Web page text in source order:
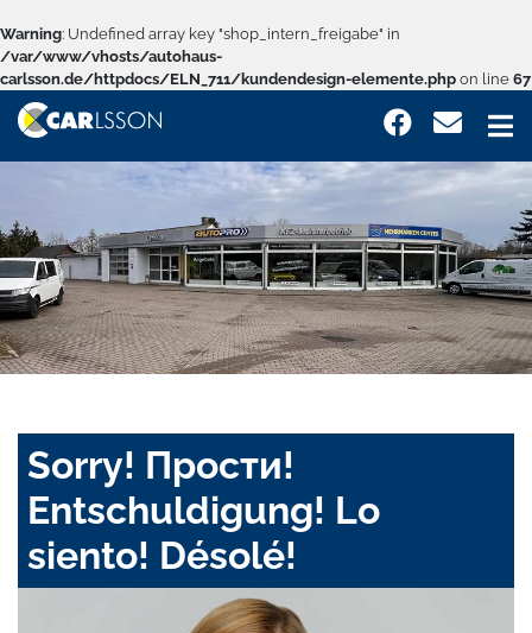
Warning: Undefined array key "shop_intern_freigabe" in
/var/www/vhosts/autohaus-
carlsson.de/httpdocs/ELN_711/kundendesign-elemente.php on line 67
Sorry! Прости!
Entschuldigung! Lo
siento! Désolé!